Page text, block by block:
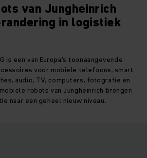
van Jungheinrich
in logistiek
is een van Europa's toonaangevende
voor mobiele telefoons, smart
audio, TV, computers, fotografie en
mobiele robots van Jungheinrich brengen
naar een geheel nieuw niveau.